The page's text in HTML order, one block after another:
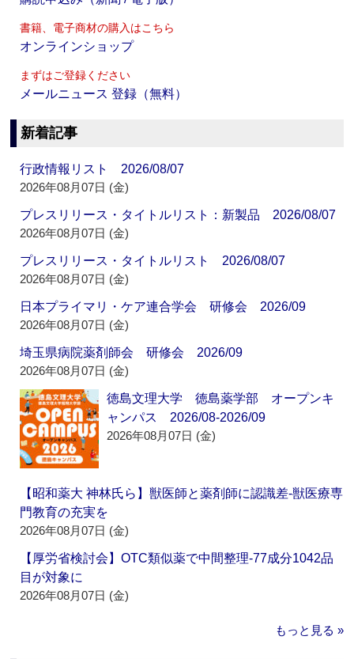
書籍、電子商材の購入はこちら
オンラインショップ
まずはご登録ください
メールニュース 登録（無料）
新着記事
行政情報リスト 2026/08/07
2026年08月07日 (金)
プレスリリース・タイトルリスト：新製品 2026/08/07
2026年08月07日 (金)
プレスリリース・タイトルリスト 2026/08/07
2026年08月07日 (金)
日本プライマリ・ケア連合学会 研修会 2026/09
2026年08月07日 (金)
埼玉県病院薬剤師会 研修会 2026/09
2026年08月07日 (金)
徳島文理大学 徳島薬学部 オープンキ
ャンパス 2026/08-2026/09
2026年08月07日 (金)
【昭和薬大 神林氏ら】獣医師と薬剤師に認識差‐獣医療専
門教育の充実を
2026年08月07日 (金)
【厚労省検討会】OTC類似薬で中間整理‐77成分1042品
目が対象に
2026年08月07日 (金)
もっと見る »